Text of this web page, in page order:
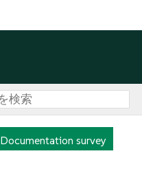
Documentation survey